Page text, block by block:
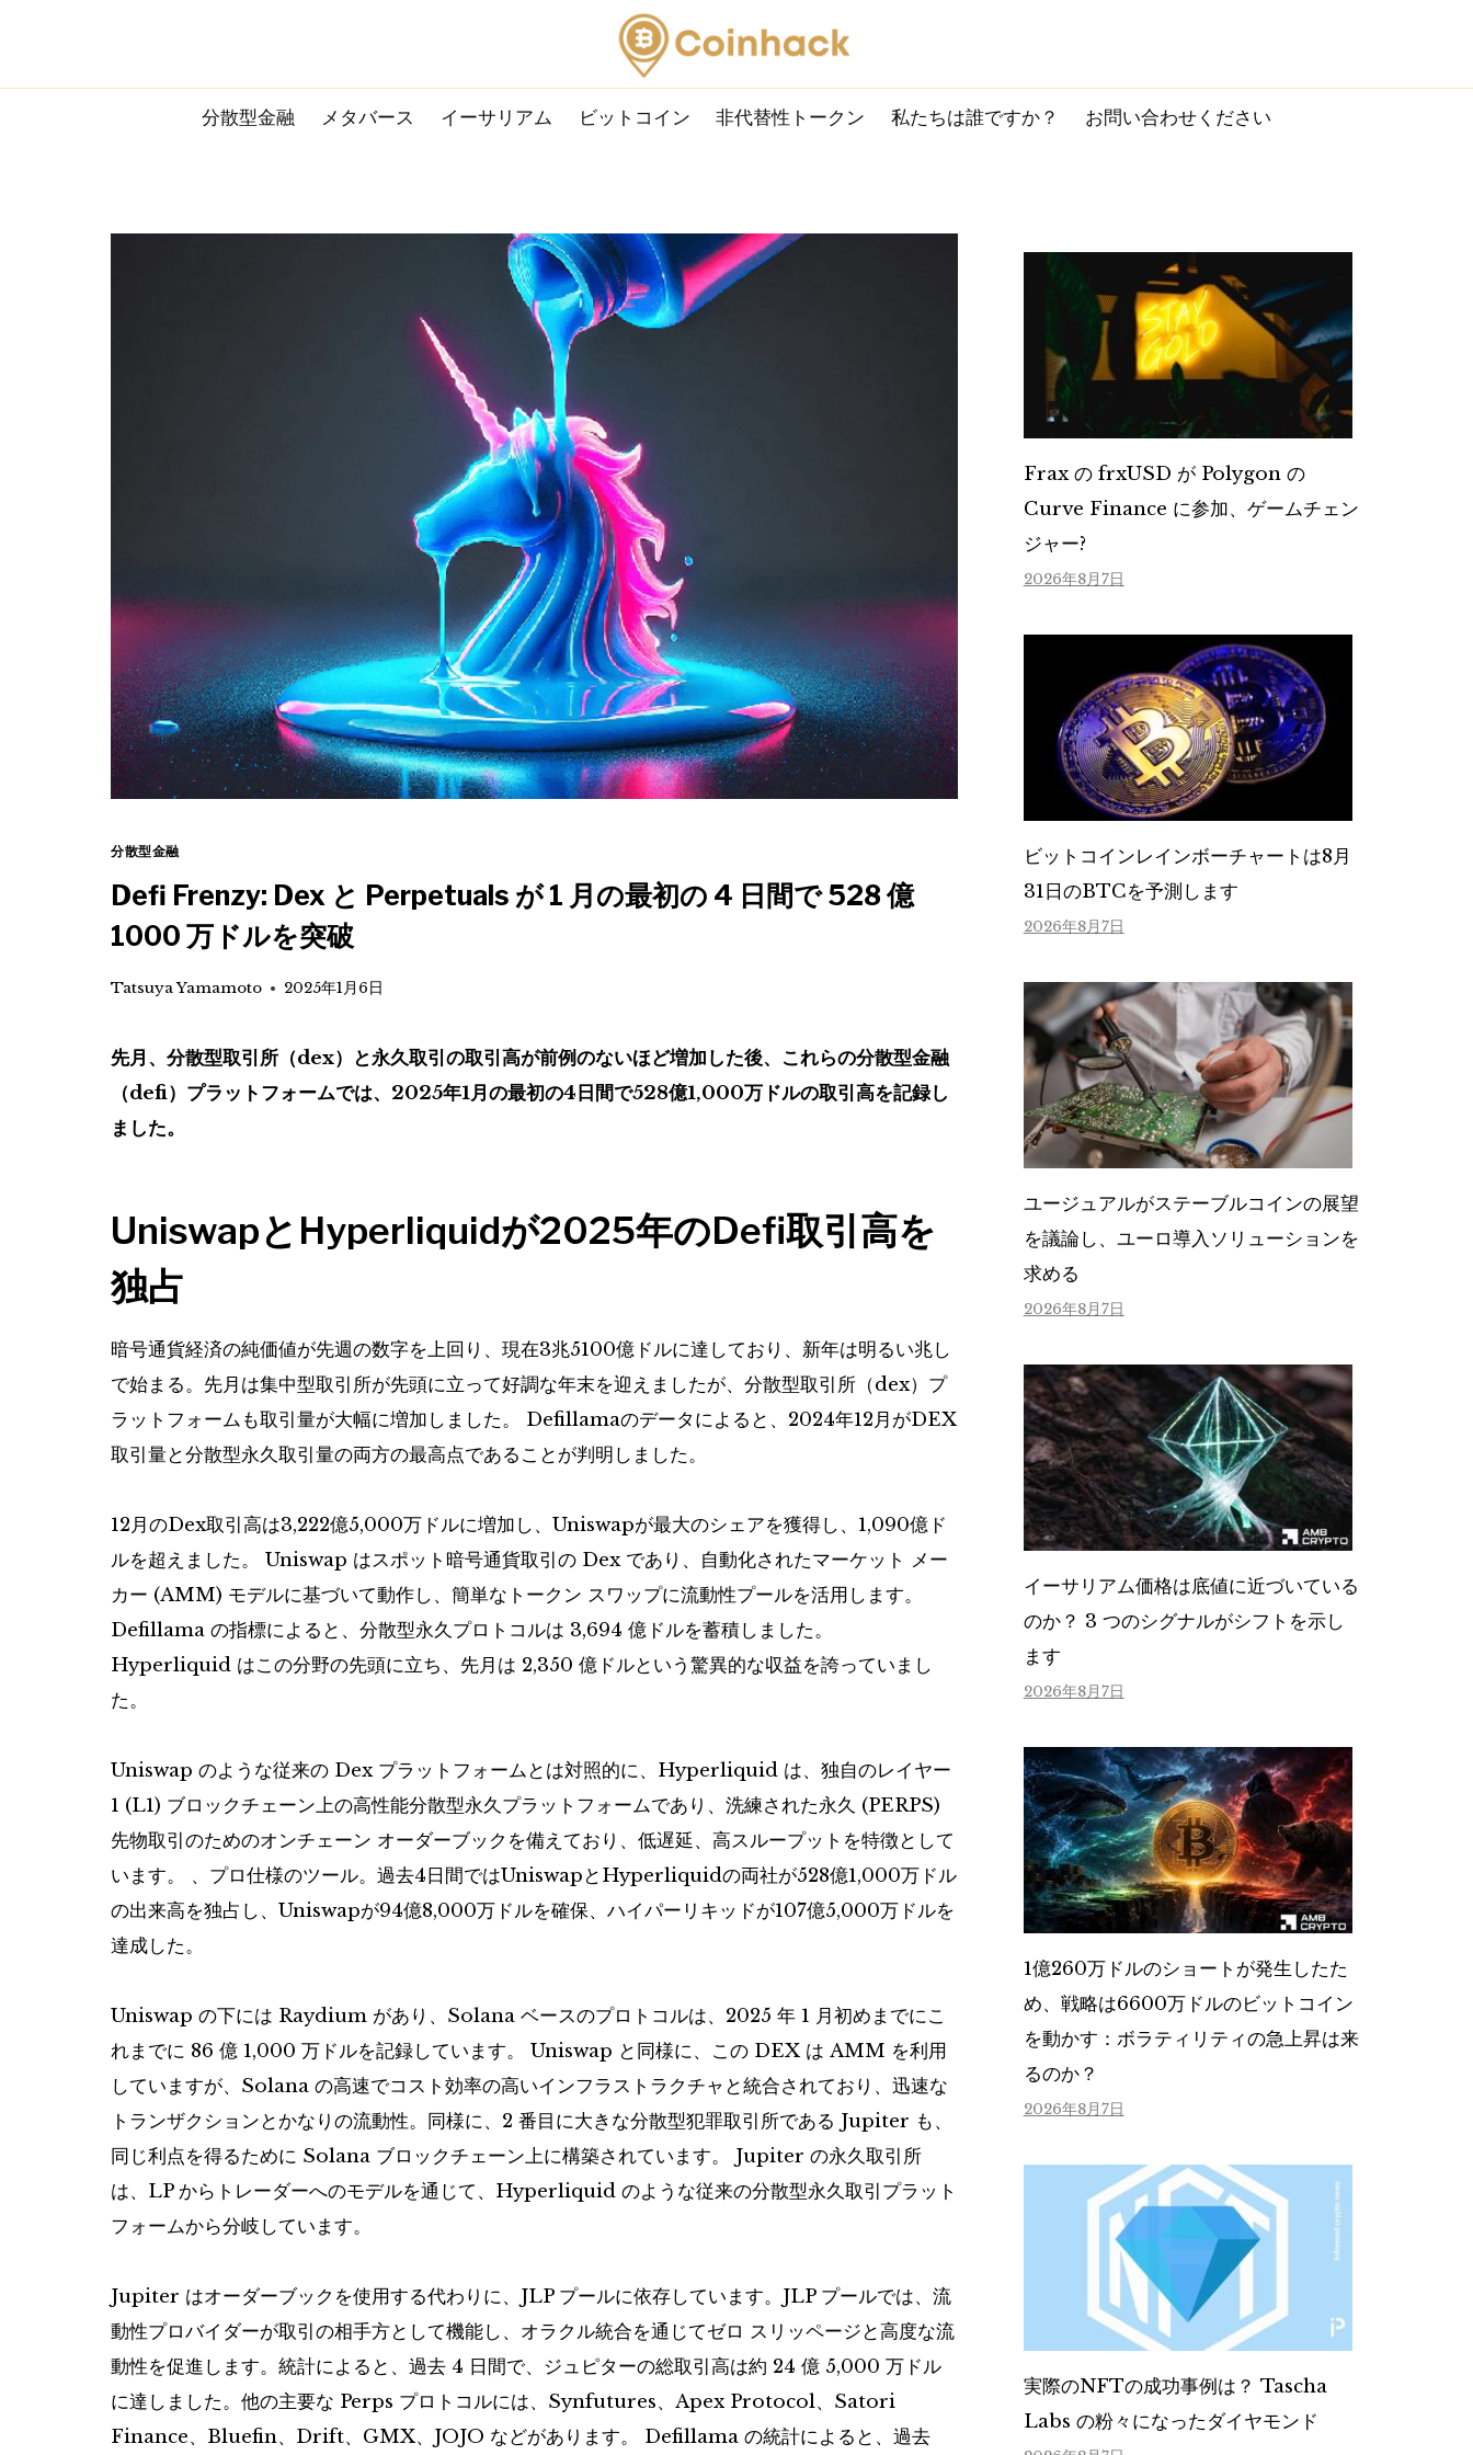
content
分散型金融 メタバース イーサリアム ビットコイン 非代替性トークン 私たちは誰ですか？ お問い合わせください
分散型金融
Defi Frenzy: Dex と Perpetuals が 1 月の最初の 4 日間で 528 億
1000 万ドルを突破
Tatsuya Yamamoto 2025年1月6日
先月、分散型取引所（dex）と永久取引の取引高が前例のないほど増加した後、これらの分散型金融
（defi）プラットフォームでは、2025年1月の最初の4日間で528億1,000万ドルの取引高を記録し
ました。
UniswapとHyperliquidが2025年のDefi取引高を
独占
暗号通貨経済の純価値が先週の数字を上回り、現在3兆5100億ドルに達しており、新年は明るい兆し
で始まる。先月は集中型取引所が先頭に立って好調な年末を迎えましたが、分散型取引所（dex）プ
ラットフォームも取引量が大幅に増加しました。 Defillamaのデータによると、2024年12月がDEX
取引量と分散型永久取引量の両方の最高点であることが判明しました。
12月のDex取引高は3,222億5,000万ドルに増加し、Uniswapが最大のシェアを獲得し、1,090億ド
ルを超えました。 Uniswap はスポット暗号通貨取引の Dex であり、自動化されたマーケット メー
カー (AMM) モデルに基づいて動作し、簡単なトークン スワップに流動性プールを活用します。
Defillama の指標によると、分散型永久プロトコルは 3,694 億ドルを蓄積しました。
Hyperliquid はこの分野の先頭に立ち、先月は 2,350 億ドルという驚異的な収益を誇っていまし
た。
Uniswap のような従来の Dex プラットフォームとは対照的に、Hyperliquid は、独自のレイヤー
1 (L1) ブロックチェーン上の高性能分散型永久プラットフォームであり、洗練された永久 (PERPS)
先物取引のためのオンチェーン オーダーブックを備えており、低遅延、高スループットを特徴として
います。 、プロ仕様のツール。過去4日間ではUniswapとHyperliquidの両社が528億1,000万ドル
の出来高を独占し、Uniswapが94億8,000万ドルを確保、ハイパーリキッドが107億5,000万ドルを
達成した。
Uniswap の下には Raydium があり、Solana ベースのプロトコルは、2025 年 1 月初めまでにこ
れまでに 86 億 1,000 万ドルを記録しています。 Uniswap と同様に、この DEX は AMM を利用
していますが、Solana の高速でコスト効率の高いインフラストラクチャと統合されており、迅速な
トランザクションとかなりの流動性。同様に、2 番目に大きな分散型犯罪取引所である Jupiter も、
同じ利点を得るために Solana ブロックチェーン上に構築されています。 Jupiter の永久取引所
は、LP からトレーダーへのモデルを通じて、Hyperliquid のような従来の分散型永久取引プラット
フォームから分岐しています。
Jupiter はオーダーブックを使用する代わりに、JLP プールに依存しています。JLP プールでは、流
動性プロバイダーが取引の相手方として機能し、オラクル統合を通じてゼロ スリッページと高度な流
動性を促進します。統計によると、過去 4 日間で、ジュピターの総取引高は約 24 億 5,000 万ドル
に達しました。他の主要な Perps プロトコルには、Synfutures、Apex Protocol、Satori
Finance、Bluefin、Drift、GMX、JOJO などがあります。 Defillama の統計によると、過去
Frax の frxUSD が Polygon の
Curve Finance に参加、ゲームチェン
ジャー?
2026年8月7日
ビットコインレインボーチャートは8月
31日のBTCを予測します
2026年8月7日
ユージュアルがステーブルコインの展望
を議論し、ユーロ導入ソリューションを
求める
2026年8月7日
イーサリアム価格は底値に近づいている
のか？ 3 つのシグナルがシフトを示し
ます
2026年8月7日
1億260万ドルのショートが発生したた
め、戦略は6600万ドルのビットコイン
を動かす：ボラティリティの急上昇は来
るのか？
2026年8月7日
実際のNFTの成功事例は？ Tascha
Labs の粉々になったダイヤモンド